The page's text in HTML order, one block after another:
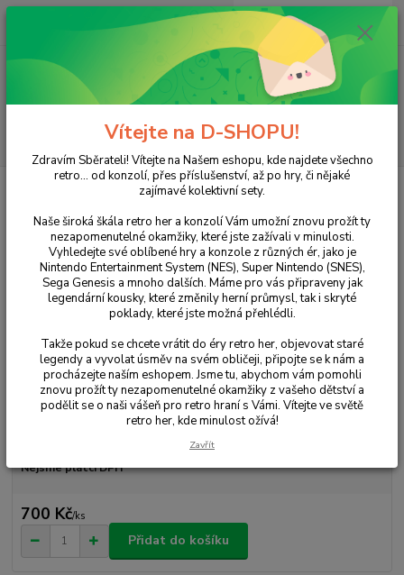
Menu
(Po-Pá, 15:00-20:00 hod.)
ks
0 Kč
Hry Castle Master
Castle Master
Ohodnotit produkt
Nejsme plátci DPH
700 Kč/ks
Přidat do košíku
Vítejte na D-SHOPU!
Zdravím Sběrateli! Vítejte na Našem eshopu, kde najdete všechno
retro... od konzolí, přes příslušenství, až po hry, či nějaké
zajímavé kolektivní sety.
Naše široká škála retro her a konzolí Vám umožní znovu prožít ty
nezapomenutelné okamžiky, které jste zažívali v minulosti.
Vyhledejte své oblíbené hry a konzole z různých ér, jako je
Nintendo Entertainment System (NES), Super Nintendo (SNES),
Sega Genesis a mnoho dalších. Máme pro vás připraveny jak
legendární kousky, které změnily herní průmysl, tak i skryté
poklady, které jste možná přehlédli.
Takže pokud se chcete vrátit do éry retro her, objevovat staré
legendy a vyvolat úsměv na svém obličeji, připojte se k nám a
procházejte naším eshopem. Jsme tu, abychom vám pomohli
znovu prožít ty nezapomenutelné okamžiky z vašeho dětství a
podělit se o naši vášeň pro retro hraní s Vámi. Vítejte ve světě
retro her, kde minulost ožívá!
Zavřít